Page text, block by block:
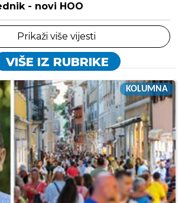
- novi HOO
Prikaži više vijesti
VIŠE IZ RUBRIKE
KOLUMNA